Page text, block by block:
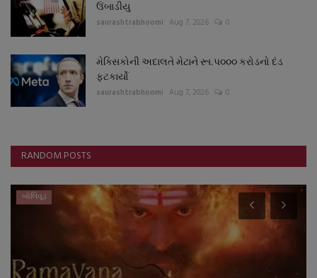
ઉંબાડીયુ
saurashtrabhoomi Aug 7, 2026 0
મેક્સિકોની અદાલતે મેટાને રૂા.પ૦૦૦ કરોડનો દંડ
ફટકાર્યો
saurashtrabhoomi Aug 7, 2026 0
RANDOM POSTS
બોલિવૂડ